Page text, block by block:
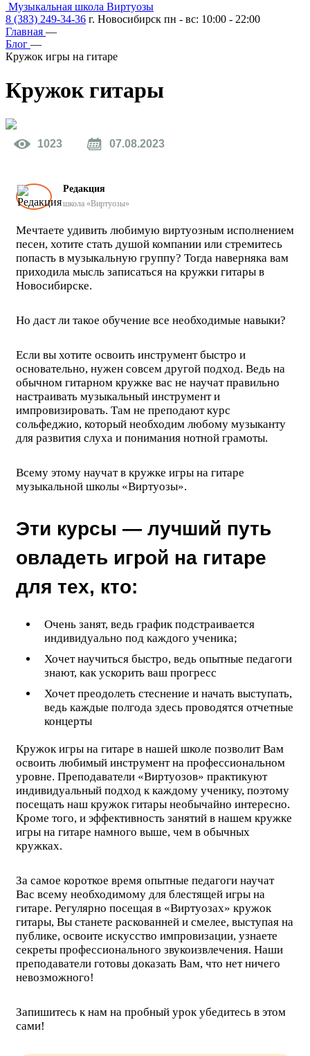
Музыкальная школа Виртуозы
8 (383) 249-34-36 г. Новосибирск пн - вс: 10:00 - 22:00
Главная —
Блог —
Кружок игры на гитаре
Кружокгитары
1023 07.08.2023
Мечтаете удивить любимую виртуозным исполнением
песен, хотите стать душой компании или стремитесь
попасть в музыкальную группу? Тогда наверняка вам
приходила мысль записаться на кружки гитары в
Новосибирске.
Но даст ли такое обучение все необходимые навыки?
Если вы хотите освоить инструмент быстро и
основательно, нужен совсем другой подход. Ведь на
обычном гитарном кружке вас не научат правильно
настраивать музыкальный инструмент и
импровизировать. Там не преподают курс
сольфеджио, который необходим любому музыканту
для развития слуха и понимания нотной грамоты.
Всему этому научат в кружке игры на гитаре
музыкальной школы «Виртуозы».
Эти курсы — лучший путь
овладеть игрой на гитаре
для тех, кто:
Очень занят, ведь график подстраивается
индивидуально под каждого ученика;
Хочет научиться быстро, ведь опытные педагоги
знают, как ускорить ваш прогресс
Хочет преодолеть стеснение и начать выступать,
ведь каждые полгода здесь проводятся отчетные
концерты
Кружок игры на гитаре в нашей школе позволит Вам
освоить любимый инструмент на профессиональном
уровне. Преподаватели «Виртуозов» практикуют
индивидуальный подход к каждому ученику, поэтому
посещать наш кружок гитары необычайно интересно.
Кроме того, и эффективность занятий в нашем кружке
игры на гитаре намного выше, чем в обычных
кружках.
За самое короткое время опытные педагоги научат
Вас всему необходимому для блестящей игры на
гитаре. Регулярно посещая в «Виртуозах» кружок
гитары, Вы станете раскованней и смелее, выступая на
публике, освоите искусство импровизации, узнаете
секреты профессионального звукоизвлечения. Наши
преподаватели готовы доказать Вам, что нет ничего
невозможного!
Запишитесь к нам на пробный урок убедитесь в этом
сами!
Редакция
школа «Виртуозы»